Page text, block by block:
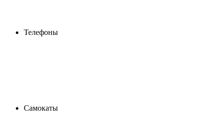
Телефоны
Самокаты